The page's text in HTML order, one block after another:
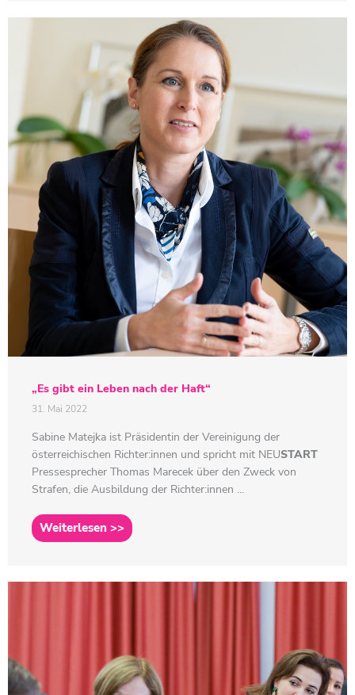
„Es gibt ein Leben nach der Haft“
31. Mai 2022
Sabine Matejka ist Präsidentin der Vereinigung der
österreichischen Richter:innen und spricht mit NEUSTART
Pressesprecher Thomas Marecek über den Zweck von
Strafen, die Ausbildung der Richter:innen ...
Weiterlesen >>